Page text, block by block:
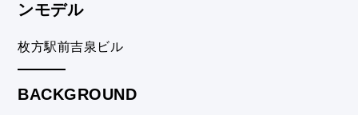
ンモデル
枚方駅前吉泉ビル
BACKGROUND